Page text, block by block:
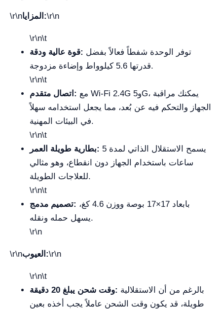
\r\n المزايا:\r\n
\r\n\t
قوة عالية ودقة:
قدرتها 5.6 كيلوواط وإضاءة مزدوجة.
\r\n\t
اتصال متقدم:
الجهاز والتحكم فيه عن بُعد، مما يجعل استخدامه سهلاً
في البيئات المهنية.
\r\n\t
بطارية طويلة العمر:
ساعات باستخدام الجهاز دون انقطاع، وهو مثالي
للعلاجات الطويلة.
\r\n\t
تصميم مدمج:
يسهل حمله ونقله.
\r\n
\r\n العيوب:\r\n
\r\n\t
وقت شحن يبلغ 20 دقيقة:
طويلة، قد يكون وقت الشحن عاملاً يجب أخذه بعين